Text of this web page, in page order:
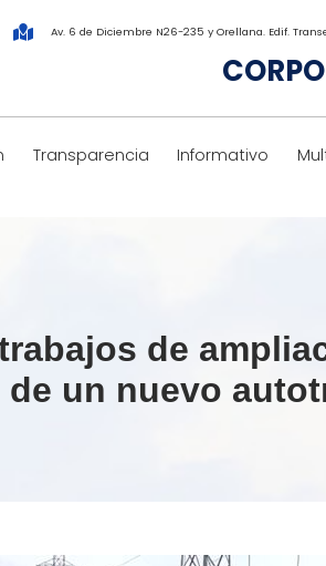
Av. 6 de Diciembre N26-235 y Orellana. Edif.
Transparencia Informativo
de
un nuevo